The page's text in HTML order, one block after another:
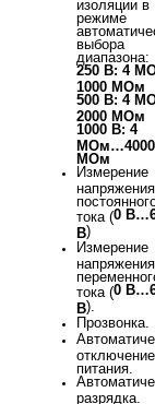
изоляции в
режиме
выбора
диапазона:
250 В: 4
1000 МОм
500 В: 4
2000 МОм
1000 В: 4
МОм…4000
МОм
Измерение
напряжения
тока (0
В)
Измерение
напряжения
тока (0
В).
Прозвонка.
отключение
питания.
разрядка.